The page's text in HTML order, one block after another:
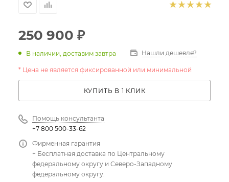
250 900 ₽
В наличии, доставим завтра Нашли дешевле?
* Цена не является фиксированной или минимальной
КУПИТЬ В 1 КЛИК
Помощь консультанта
+7 800 500-33-62
Фирменная гарантия
+ Бесплатная доставка по Центральному
федеральному округу и Северо-Западному
федеральному округу.